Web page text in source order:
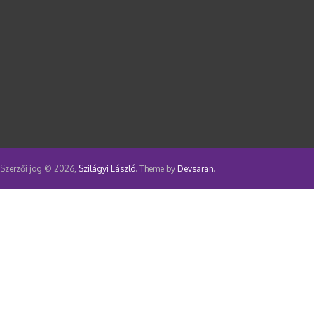
Szerzői jog © 2026, Szilágyi László. Theme by Devsaran.